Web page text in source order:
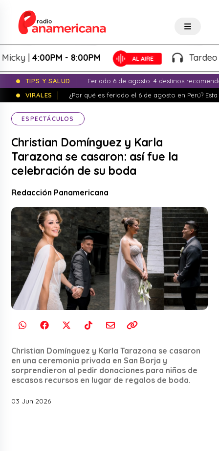
|4:00PM - 8:00PM Tardeo
TIPS Y SALUD
Feriado 6 de agosto: 4 destinos
VIRALES
¿Por qué es feriado el 6 de agosto en Perú?
ESPECTÁCULOS
Christian Domínguez y Karla
Tarazona se casaron: así fue la
celebración de su boda
Redacción Panamericana
Christian Domínguez y Karla Tarazona se casaron
en una ceremonia privada en San Borja y
sorprendieron al pedir donaciones para niños de
escasos recursos en lugar de regalos de boda.
03 Jun 2026